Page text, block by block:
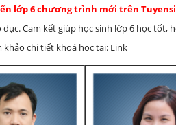
lớp 6 chương trình mới trên
dục. Cam kết giúp học sinh lớp 6 học
khảo chi tiết khoá học tại: Link